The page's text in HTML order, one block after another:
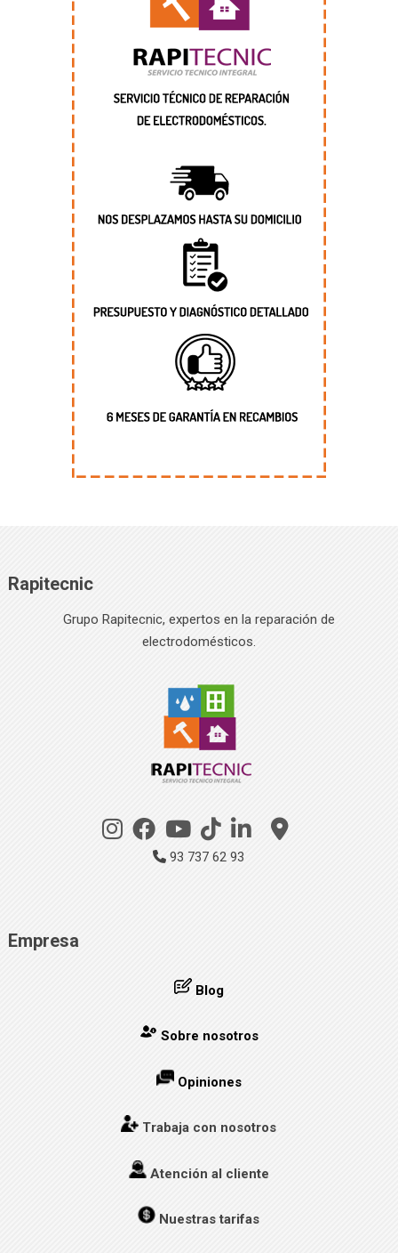
Rapitecnic
Grupo Rapitecnic, expertos en la reparación de
electrodomésticos.
93 737 62 93
Empresa
Blog
Sobre nosotros
Opiniones
Trabaja con nosotros
Atención al cliente
Nuestras tarifas